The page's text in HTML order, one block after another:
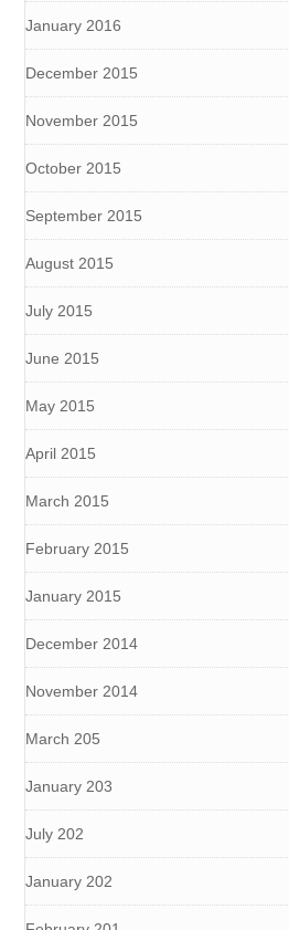
January 2016
December 2015
November 2015
October 2015
September 2015
August 2015
July 2015
June 2015
May 2015
April 2015
March 2015
February 2015
January 2015
December 2014
November 2014
March 205
January 203
July 202
January 202